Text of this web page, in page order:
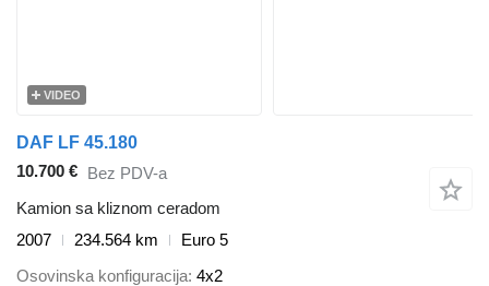
VIDEO
DAF LF 45.180
10.700 € Bez PDV-a
Kamion sa kliznom ceradom
2007
234.564 km
Euro 5
Osovinska konfiguracija 4x2